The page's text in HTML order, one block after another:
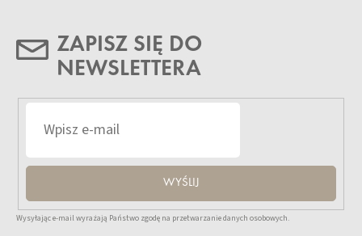
ZAPISZ SIĘ DO
NEWSLETTERA
WYŚLIJ
Wysyłając e-mail wyrażają Państwo zgodę na przetwarzanie danych osobowych.